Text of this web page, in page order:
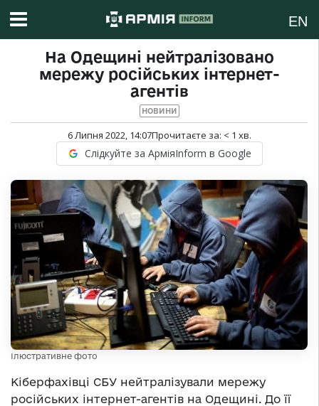
EN
На Одещині нейтралізовано
мережу російських інтернет-
агентів
НОВИНИ
6 Липня 2022, 14:07Прочитаєте за: < 1 хв.
Слідкуйте за АрміяInform в Google
Ілюстративне фото
Кіберфахівці СБУ нейтралізували мережу
російських інтернет-агентів на Одещині. До її